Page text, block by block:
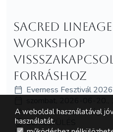
Sacred
workshop
forráshoz
Everness Fesztivál 2026
önismeret, pszichológia,
ELMÉLYÜLÉS
A weboldal használatával
használatát.